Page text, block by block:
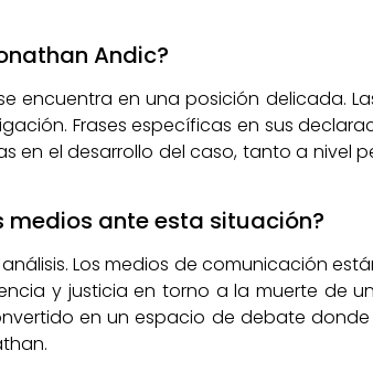
Andic?
encuentra en una posición delicada.
Frases específicas en sus
en el desarrollo del caso, tanto a nivel
medios ante esta situación?
Los medios de comunicación
y justicia en torno a la muerte de
en un espacio de debate